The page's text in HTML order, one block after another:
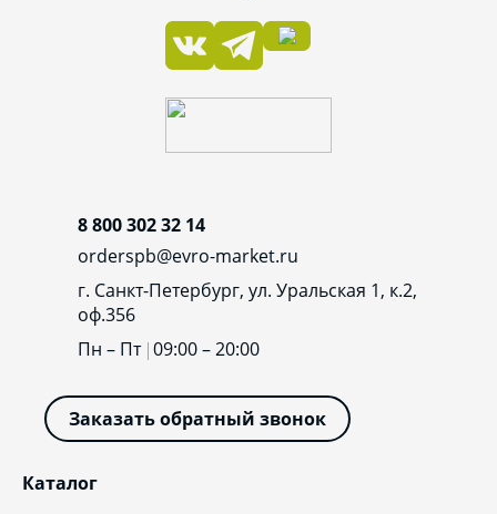
Каталог
8 800 302 32 14
orderspb@evro-market.ru
г. Санкт-Петербург, ул. Уральская 1, к.2,
оф.356
Пн – Пт 09:00 – 20:00
Заказать обратный звонок